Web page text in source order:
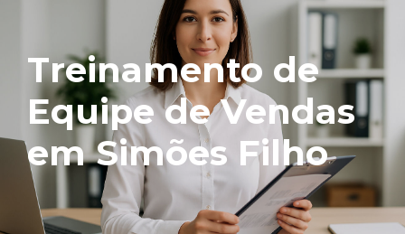
Treinamento de
Equipe de Vendas
em Simões Filho